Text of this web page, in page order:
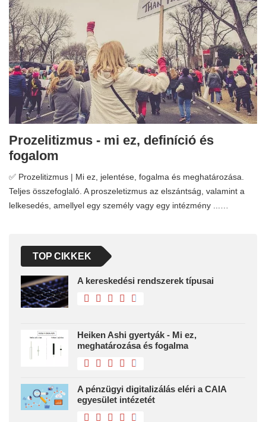
Prozelitizmus - mi ez, definíció és
fogalom
✅ Prozelitizmus | Mi ez, jelentése, fogalma és meghatározása.
Teljes összefoglaló. A proszeletizmus az elszántság, valamint a
lelkesedés, amellyel egy személy vagy egy intézmény ...…
TOP CIKKEK
A kereskedési rendszerek típusai
Heiken Ashi gyertyák - Mi ez,
meghatározása és fogalma
A pénzügyi digitalizálás eléri a CAIA
egyesület intézetét